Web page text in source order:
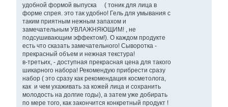
удобной формой выпуска ( тоник для лица в
форме спрея. это так удобно! Гель для умывания с
таким приятным нежным запахом и
замечательным УВЛАЖНЯЮЩИМ! , не
подсушивающим эффектом!). О каждом продукте
есть что сказать замечательного! Сыворотка -
прекрасный объем и нежная текстура!
в-третьих, - доступная прекрасная цена для такого
шикарного набора! Рекомендую прибрести сразу
набор ( это сразу как рекомендация косметолога,
как и чем ухаживать за кожей лица и сохранить
молодость на долгие годы), а затем уже добирать
по мере того, как закончится конкретный продукт !